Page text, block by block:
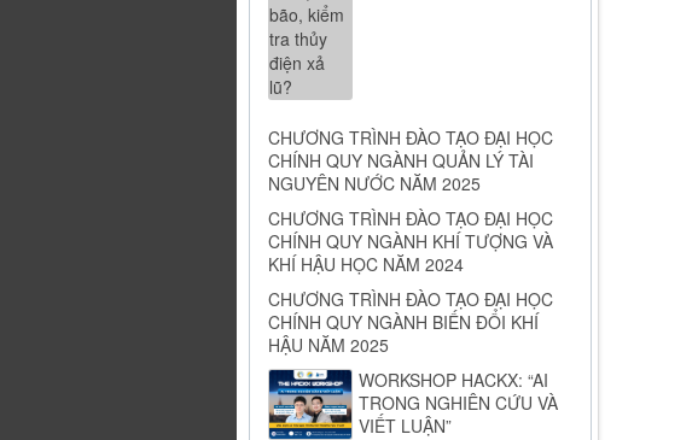
CHƯƠNG TRÌNH ĐÀO TẠO ĐẠI HỌC
CHÍNH QUY NGÀNH QUẢN LÝ TÀI
NGUYÊN NƯỚC NĂM 2025
CHƯƠNG TRÌNH ĐÀO TẠO ĐẠI HỌC
CHÍNH QUY NGÀNH KHÍ TƯỢNG VÀ
KHÍ HẬU HỌC NĂM 2024
CHƯƠNG TRÌNH ĐÀO TẠO ĐẠI HỌC
CHÍNH QUY NGÀNH BIẾN ĐỔI KHÍ
HẬU NĂM 2025
WORKSHOP HACKX: “AI
TRONG NGHIÊN CỨU VÀ
VIẾT LUẬN”